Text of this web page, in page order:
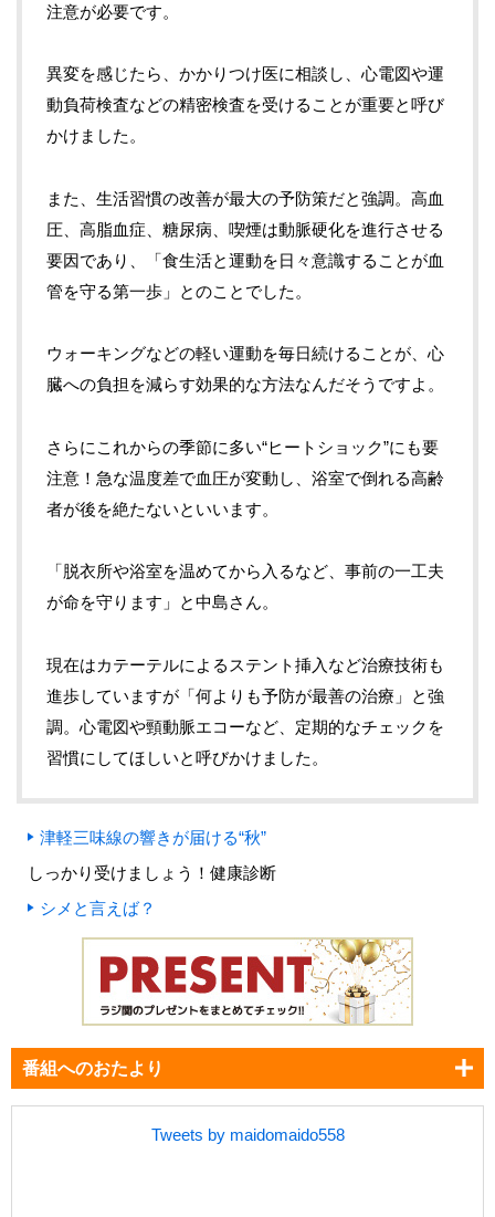
注意が必要です。
異変を感じたら、かかりつけ医に相談し、心電図や運
動負荷検査などの精密検査を受けることが重要と呼び
かけました。
また、生活習慣の改善が最大の予防策だと強調。高血
圧、高脂血症、糖尿病、喫煙は動脈硬化を進行させる
要因であり、「食生活と運動を日々意識することが血
管を守る第一歩」とのことでした。
ウォーキングなどの軽い運動を毎日続けることが、心
臓への負担を減らす効果的な方法なんだそうですよ。
さらにこれからの季節に多い“ヒートショック”にも要
注意！急な温度差で血圧が変動し、浴室で倒れる高齢
者が後を絶たないといいます。
「脱衣所や浴室を温めてから入るなど、事前の一工夫
が命を守ります」と中島さん。
現在はカテーテルによるステント挿入など治療技術も
進歩していますが「何よりも予防が最善の治療」と強
調。心電図や頸動脈エコーなど、定期的なチェックを
習慣にしてほしいと呼びかけました。
津軽三味線の響きが届ける“秋”
しっかり受けましょう！健康診断
シメと言えば？
番組へのおたより
Tweets by maidomaido558